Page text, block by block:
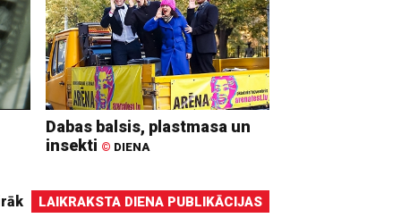
Dabas balsis, plastmasa un
insekti © DIENA
LAIKRAKSTA DIENA PUBLIKĀCIJAS